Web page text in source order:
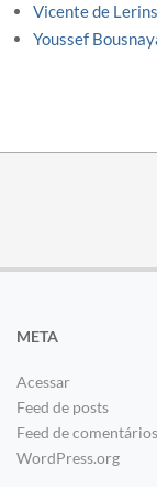
Vicente de Lerins
Youssef
META
Acessar
Feed de posts
Feed de comentários
WordPress.org